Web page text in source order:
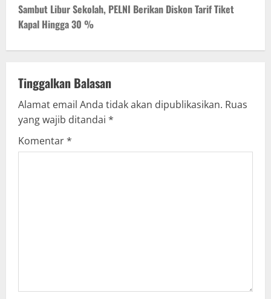
t
n
v
i
g
Sambut Libur Sekolah, PELNI Berikan Diskon Tarif Tiket
Kapal Hingga 30 %
Tinggalkan Balasan
Alamat email Anda tidak akan dipublikasikan. Ruas
yang wajib ditandai *
Komentar*